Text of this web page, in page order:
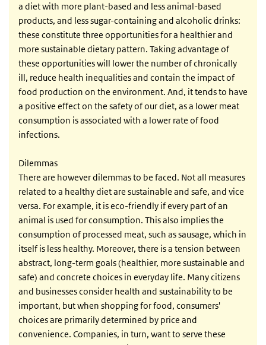
a diet with more plant-based and less animal-based
products, and less sugar-containing and alcoholic drinks:
these constitute three opportunities for a healthier and
more sustainable dietary pattern. Taking advantage of
these opportunities will lower the number of chronically
ill, reduce health inequalities and contain the impact of
food production on the environment. And, it tends to have
a positive effect on the safety of our diet, as a lower meat
consumption is associated with a lower rate of food
infections.
Dilemmas
There are however dilemmas to be faced. Not all measures
related to a healthy diet are sustainable and safe, and vice
versa. For example, it is eco-friendly if every part of an
animal is used for consumption. This also implies the
consumption of processed meat, such as sausage, which in
itself is less healthy. Moreover, there is a tension between
abstract, long-term goals (healthier, more sustainable and
safe) and concrete choices in everyday life. Many citizens
and businesses consider health and sustainability to be
important, but when shopping for food, consumers'
choices are primarily determined by price and
convenience. Companies, in turn, want to serve these